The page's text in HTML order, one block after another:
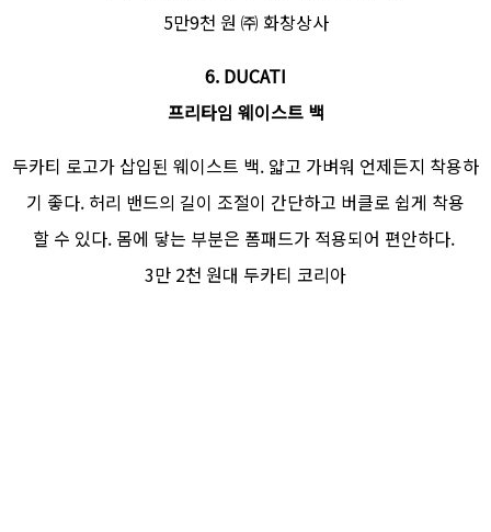
5만9천 원 ㈜ 화창상사
6. DUCATI
프리타임 웨이스트 백
두카티 로고가 삽입된 웨이스트 백. 얇고 가벼워 언제든지 착용하
기 좋다. 허리 밴드의 길이 조절이 간단하고 버클로 쉽게 착용
할 수 있다. 몸에 닿는 부분은 폼패드가 적용되어 편안하다.
3만 2천 원대 두카티 코리아